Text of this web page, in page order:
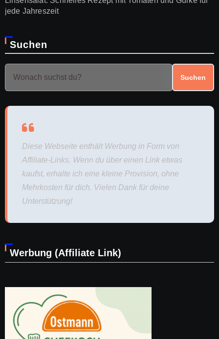
jede Jahreszeit
Suchen
Suchen
Diese Webseite enthält Werbung in Form von
Affiliate-Links. Wenn du über einen Link etwas
kaufst, erhalte ich eine kleine Provision, ohne
Mehrkosten für dich. Vielen Dank für deine
Unterstützung!
Werbung (Affiliate Link)